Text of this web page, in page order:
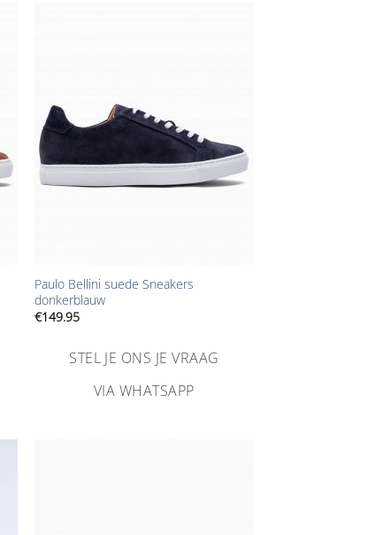
Paulo Bellini suede Sneakers
donkerblauw
€149.95
STEL JE ONS JE VRAAG
VIA WHATSAPP